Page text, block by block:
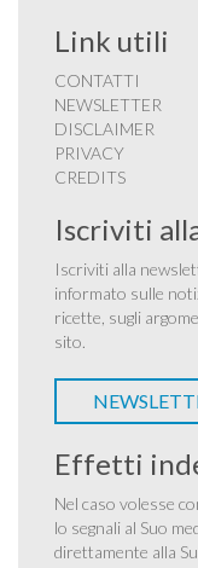
Link utili
CONTATTI
NEWSLETTER
DISCLAIMER
PRIVACY
CREDITS
Iscriviti
Iscriviti alla
informato sulle
ricette, sugli
sito.
Effetti
Nel caso volesse
lo segnali al Suo
direttamente alla